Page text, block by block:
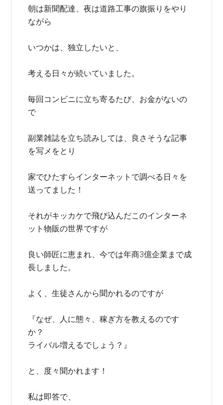
朝は新聞配達、夜は道路工事の旗振りをやり
ながら
いつかは、独立したいと、
考える日々が続いていました。
毎回コンビニに立ち寄るたび、お金がないの
で
副業雑誌を立ち読みしては、良さそうな記事
を写メをとり
家でひたすらインターネットで調べる日々を
送ってました！
それがキッカケで飛び込んだこのインターネ
ット物販の世界ですが
良い師匠に恵まれ、今では年商3億企業まで成
長しました。
よく、生徒さんから聞かれるのですが
『なぜ、人に態々、稼ぎ方を教えるのです
か？
ライバル増えるでしょう？』
と、度々聞かれます！
私は即答で、